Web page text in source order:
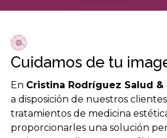
Cuidamos de tu
En Cristina Rodríguez Salud &
a disposición de nuestros
tratamientos de medicina
proporcionarles una solución